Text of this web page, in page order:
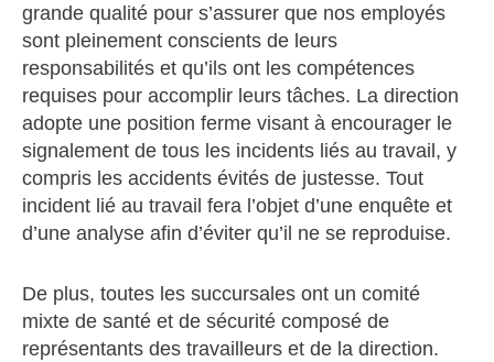
grande qualité pour s’assurer que nos employés
sont pleinement conscients de leurs
responsabilités et qu’ils ont les compétences
requises pour accomplir leurs tâches. La direction
adopte une position ferme visant à encourager le
signalement de tous les incidents liés au travail, y
compris les accidents évités de justesse. Tout
incident lié au travail fera l’objet d’une enquête et
d’une analyse afin d’éviter qu’il ne se reproduise.
De plus, toutes les succursales ont un comité
mixte de santé et de sécurité composé de
représentants des travailleurs et de la direction.